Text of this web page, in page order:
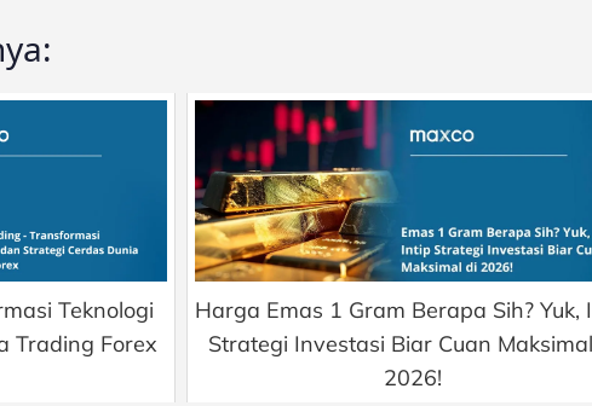
Teknologi
Trading Forex
Harga Emas 1 Gram Berapa Sih? Yuk,
Strategi Investasi Biar Cuan
2026!